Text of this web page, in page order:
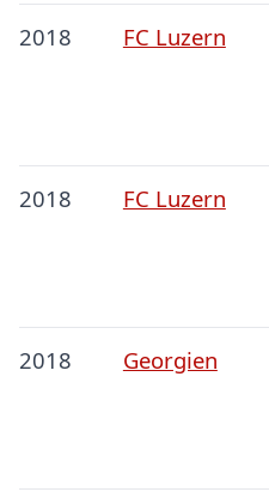
2018 FC Luzern
2018 FC Luzern
2018 Georgien